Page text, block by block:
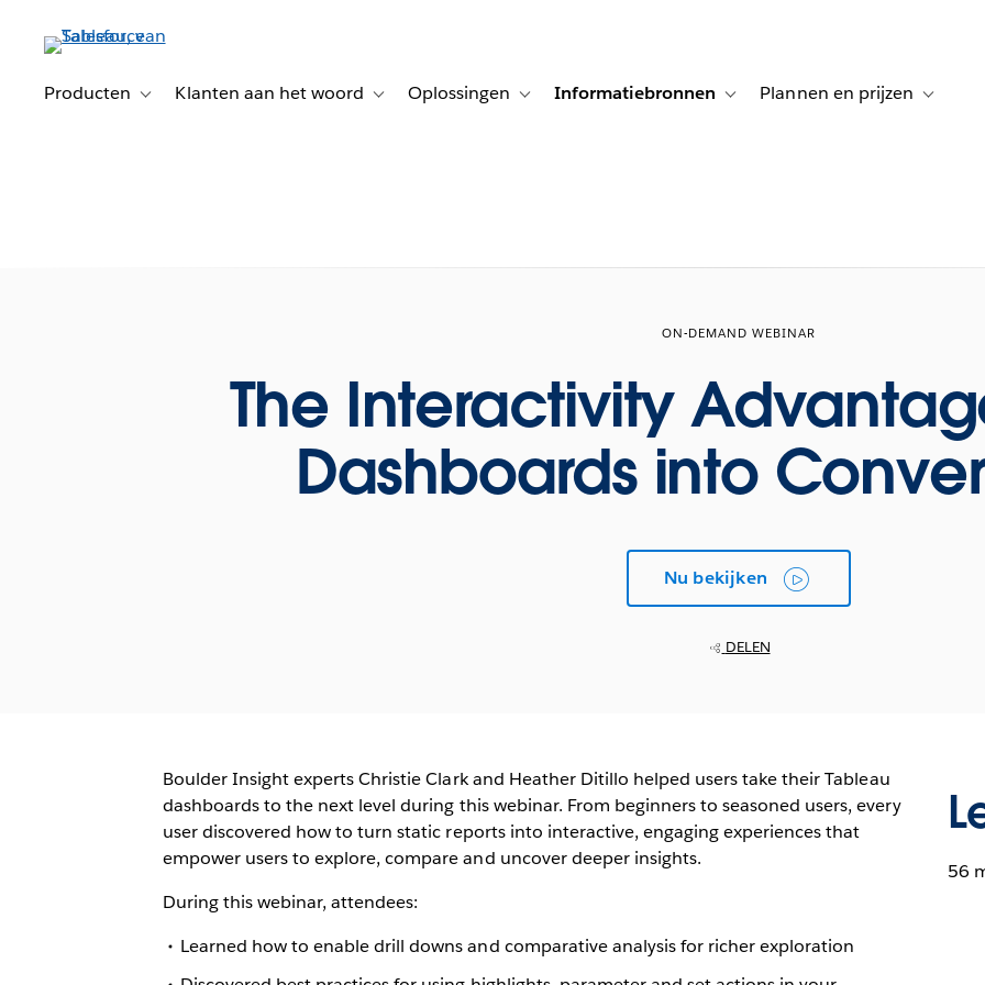
Producten
Toggle sub-navigation for Producten
Klanten aan het woord Toggle sub-navigation for Klanten aan het woord
Oplossingen Toggle sub-navigation for Oplossingen
Informatiebronnen Toggle sub-navigation for
Plannen en prijzen Toggle
ON-DEMAND WEBINAR
The Interactivity
Dashboards into
Nu bekijken
DELEN
Boulder Insight experts Christie Clark and Heather Ditillo helped users take their Tableau
dashboards to the next level during this webinar. From beginners to seasoned users, every
user discovered how to turn static reports into interactive, engaging experiences that
empower users to explore, compare and uncover deeper insights.
During this webinar, attendees:
Learned how to enable drill downs and comparative analysis for richer exploration
56